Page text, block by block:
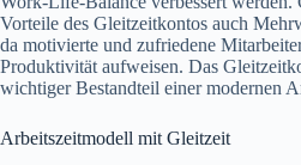
Vorteile des Gleitzeitkontos auch
da motivierte und zufriedene
Produktivität aufweisen. Das
wichtiger Bestandteil einer modernen
Arbeitszeitmodell mit Gleitzeit